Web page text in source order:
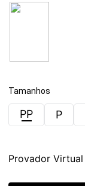
Tamanhos
PP P
Provador Virtual